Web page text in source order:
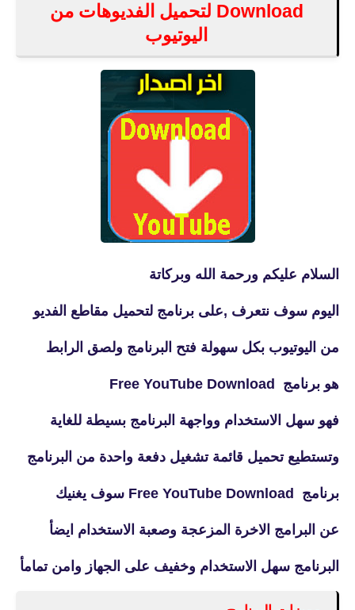
Download لتحميل الفديوهات من
اليوتيوب
السلام عليكم ورحمة الله وبركاتة
اليوم سوف نتعرف ,على برنامج لتحميل مقاطع الفديو
من اليوتيوب بكل سهولة فتح البرنامج ولصق الرابط
هو برنامج Free YouTube Download
فهو سهل الاستخدام وواجهة البرنامج بسيطة للغاية
وتستطيع تحميل قائمة تشغيل دفعة واحدة من البرنامج
برنامج Free YouTube Download سوف يغنيك
عن البرامج الاخرة المزعجة وصعبة الاستخدام ايضأ
البرنامج سهل الاستخدام وخفيف على الجهاز وامن تمامأ